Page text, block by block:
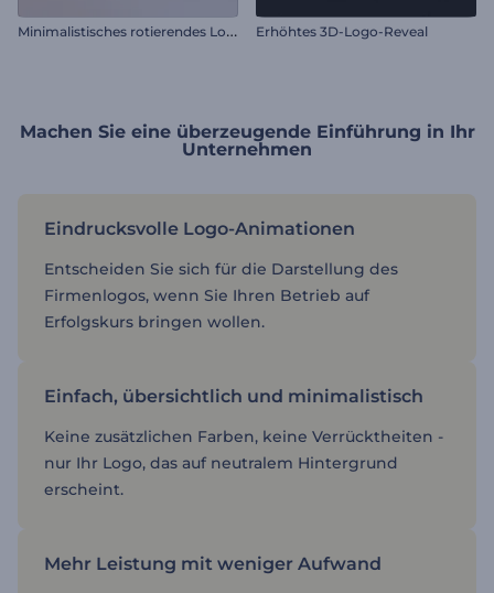
M
inimalistisches rotierendes Logo Erhöhtes 3D-Logo-Reveal
Machen Sie eine überzeugende Einführung in Ihr
Unternehmen
Eindrucksvolle Logo-Animationen
Entscheiden Sie sich für die Darstellung des
Firmenlogos, wenn Sie Ihren Betrieb auf
Erfolgskurs bringen wollen.
Einfach, übersichtlich und minimalistisch
Keine zusätzlichen Farben, keine Verrücktheiten -
nur Ihr Logo, das auf neutralem Hintergrund
erscheint.
Mehr Leistung mit weniger Aufwand